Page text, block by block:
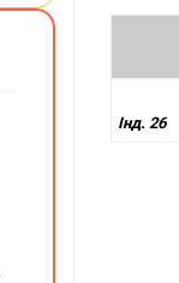
Інд. 26